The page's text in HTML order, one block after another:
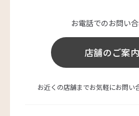
お電話でのお問い
店舗のご案内
お近くの店舗までお気軽にお問い